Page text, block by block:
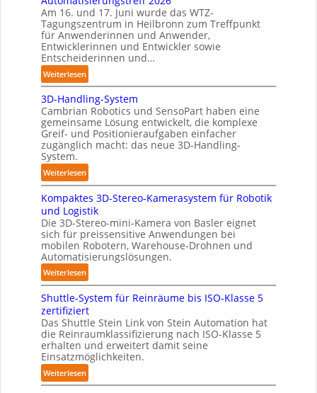
t
g
e
P
o
l
y
m
e
r
a
g
e
r
f
ü
r
T
a
u
c
o
b
o
t
e
r
Am 16. und 17. Juni wurde das WTZ-
Tagungszentrum in Heilbronn zum Treffpunkt
für Anwenderinnen und Anwender,
Entwicklerinnen und Entwickler sowie
Entscheiderinnen und…
Weiterlesen:
A
u
t
o
m
t
i
s
i
e
r
u
n
g
s
t
r
e
f
f
2
0
3D-Handling-System
Cambrian Robotics und SensoPart haben eine
gemeinsame Lösung entwickelt, die komplexe
Greif- und Positionieraufgaben einfacher
zugänglich macht: das neue 3D-Handling-
System.
Weiterlesen:
3
D
-
H
a
n
d
l
n
g
-
S
y
s
t
Kompaktes 3D-Stereo-Kamerasystem für Robotik
und Logistik
Die 3D-Stereo-mini-Kamera von Basler eignet
sich für preissensitive Anwendungen bei
mobilen Robotern, Warehouse-Drohnen und
Automatisierungslösungen.
Weiterlesen:
K
o
m
p
a
k
t
e
Shuttle-System für Reinräume bis ISO-Klasse 5
zertifiziert
Das Shuttle Stein Link von Stein Automation hat
die Reinraumklassifizierung nach ISO-Klasse 5
erhalten und erweitert damit seine
Einsatzmöglichkeiten.
Weiterlesen:
S